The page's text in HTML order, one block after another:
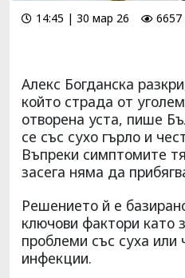
14:45 | 30 мар 26 6657
Алекс Богданска
който страда от
отворена уста, пише
се със сухо гърло и
Въпреки симптомите
засега няма да
Решението й е
ключови фактори като
проблеми със суха или
инфекции.